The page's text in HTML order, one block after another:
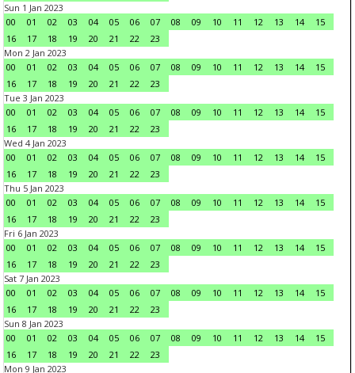
Sun 1 Jan 2023
00
01 02 03 04 05 06 07 08 09 10 11 12 13 14
15
16
17 18 19 20 21 22
23
Mon 2 Jan 2023
00
01 02 03 04 05 06 07 08 09 10 11 12 13 14
15
16
17 18 19 20 21 22
23
Tue 3 Jan 2023
00
01 02 03 04 05 06 07 08 09 10 11 12 13 14
15
16
17 18 19 20 21 22
23
Wed 4 Jan 2023
00
01 02 03 04 05 06 07 08 09 10 11 12 13 14
15
16
17 18 19 20 21 22
23
Thu 5 Jan 2023
00
01 02 03 04 05 06 07 08 09 10 11 12 13 14
15
16
17 18 19 20 21 22
23
Fri 6 Jan 2023
00
01 02 03 04 05 06 07 08 09 10 11 12 13 14
15
16
17 18 19 20 21 22
23
Sat 7 Jan 2023
00
01 02 03 04 05 06 07 08 09 10 11 12 13 14
15
16
17 18 19 20 21 22
23
Sun 8 Jan 2023
00
01 02 03 04 05 06 07 08 09 10 11 12 13 14
15
16
17 18 19 20 21 22
23
Mon 9 Jan 2023